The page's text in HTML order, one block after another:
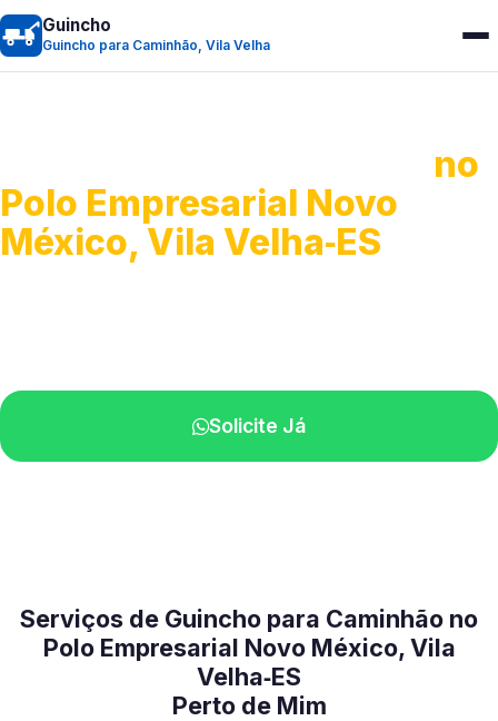
Guincho
Guincho para Caminhão, Vila Velha
no
Polo Empresarial Novo
México, Vila Velha‑ES
Solicite Já
Serviços de Guincho para Caminhão no
Polo Empresarial Novo México, Vila
Velha‑ES
Perto de Mim